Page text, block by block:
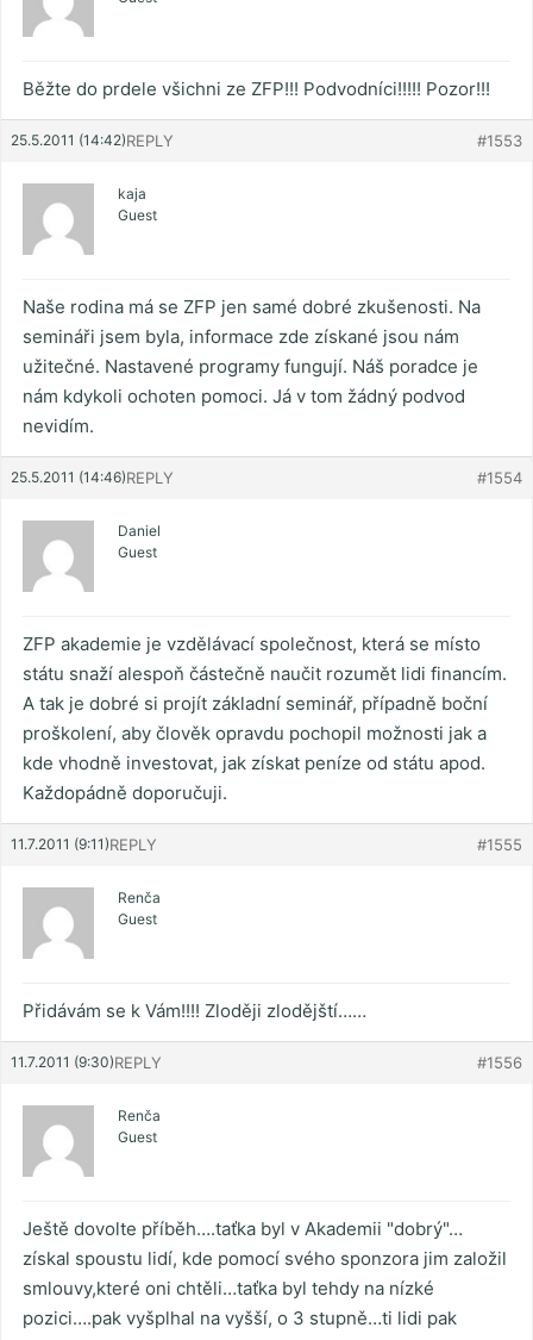
Běžte do prdele všichni ze ZFP!!! Podvodníci!!!!! Pozor!!!
25.5.2011 (14:42) #1553
REPLY
kaja
Guest
Naše rodina má se ZFP jen samé dobré zkušenosti. Na
semináři jsem byla, informace zde získané jsou nám
užitečné. Nastavené programy fungují. Náš poradce je
nám kdykoli ochoten pomoci. Já v tom žádný podvod
nevidím.
25.5.2011 (14:46) #1554
REPLY
Daniel
Guest
ZFP akademie je vzdělávací společnost, která se místo
státu snaží alespoň částečně naučit rozumět lidi financím.
A tak je dobré si projít základní seminář, případně boční
proškolení, aby člověk opravdu pochopil možnosti jak a
kde vhodně investovat, jak získat peníze od státu apod.
Každopádně doporučuji.
11.7.2011 (9:11) #1555
REPLY
Renča
Guest
Přidávám se k Vám!!!! Zloději zlodějští……
11.7.2011 (9:30) #1556
REPLY
Renča
Guest
Ještě dovolte příběh….taťka byl v Akademii "dobrý"…
získal spoustu lidí, kde pomocí svého sponzora jim založil
smlouvy,které oni chtěli…taťka byl tehdy na nízké
pozici….pak vyšplhal na vyšší, o 3 stupně…ti lidi pak